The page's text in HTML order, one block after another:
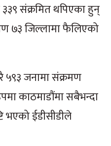
संक्रमित थपिएका हुन्
७३ जिल्लामा फैलिएको
५९३ जनामा संक्रमण
काठमाडौंमा सबैभन्दा
भएको ईडीसीडीले